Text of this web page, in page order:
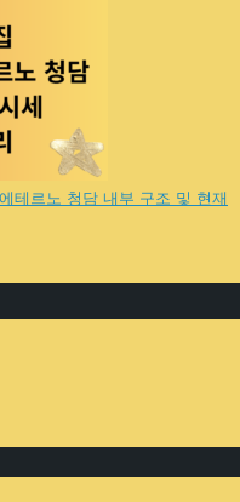
테르노 청담 내부 구조 및 현재